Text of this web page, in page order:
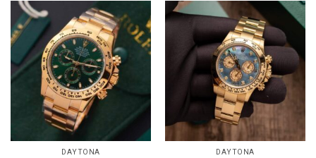
DAYTONA DAYTONA